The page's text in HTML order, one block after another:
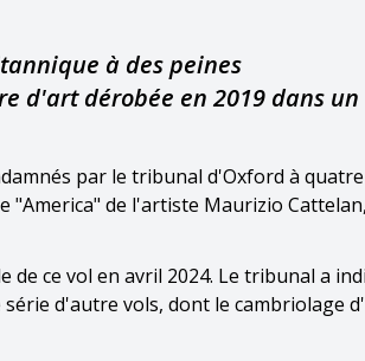
à des peines
d'art dérobée en 2019 dans un
par le tribunal d'Oxford à
de l'artiste Maurizio
de ce vol en avril 2024. Le tribunal a
d'autre vols, dont le cambriolage